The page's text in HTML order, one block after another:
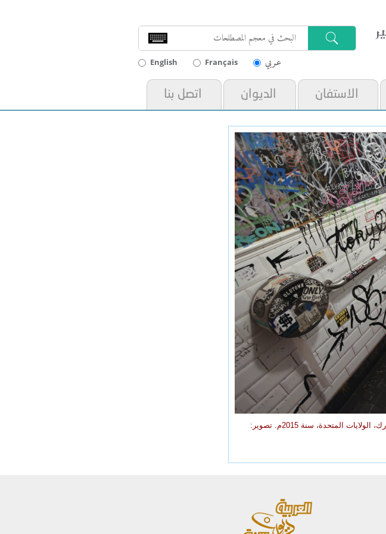
English Français عـربي
الاستفان الديوان اتصل بنا
تناشير على حيطان مرحاض مطعم في منطقة ويليامزبرغ في بروكلين بورنو في نيويورك، الولايات المتحدة، سنة 2015م. تصوير: